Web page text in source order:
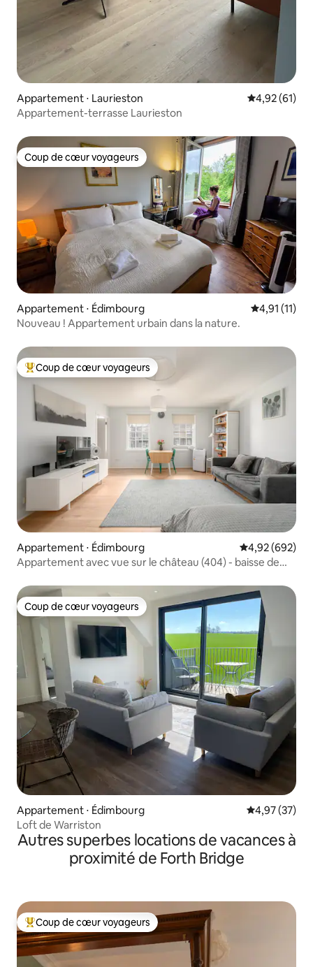
Appartement ⋅ Laurieston Évaluation
4,92 (61)
Appartement-terrasse Laurieston
Coup de cœur voyageurs
Coup de cœur voyageurs
Appartement ⋅ Édimbourg Évaluation
4,91 (11)
Nouveau ! Appartement urbain dans la nature.
Coups de cœur voyageurs les plus appréciés
Coup de cœur voyageurs
Appartement ⋅ Édimbourg Évaluation
4,92 (692)
Appartement avec vue sur le château (404) - baisse de
Coup de cœur voyageurs
Coup de cœur voyageurs
Appartement ⋅ Édimbourg Évaluation
4,97 (37)
Loft de Warriston
Autres superbes locations de vacances à
proximité de Forth Bridge
Coups de cœur voyageurs les plus appréciés
Coup de cœur voyageurs